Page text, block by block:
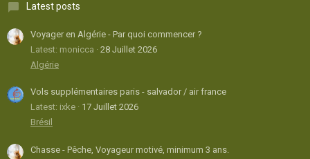
Latest posts
Voyager en Algérie - Par quoi commencer ?
Latest: monicca
28 Juillet 2026
Algérie
Vols supplémentaires paris - salvador / air france
Latest: ixke
17 Juillet 2026
Brésil
Chasse - Pêche, Voyageur motivé, minimum 3 ans.